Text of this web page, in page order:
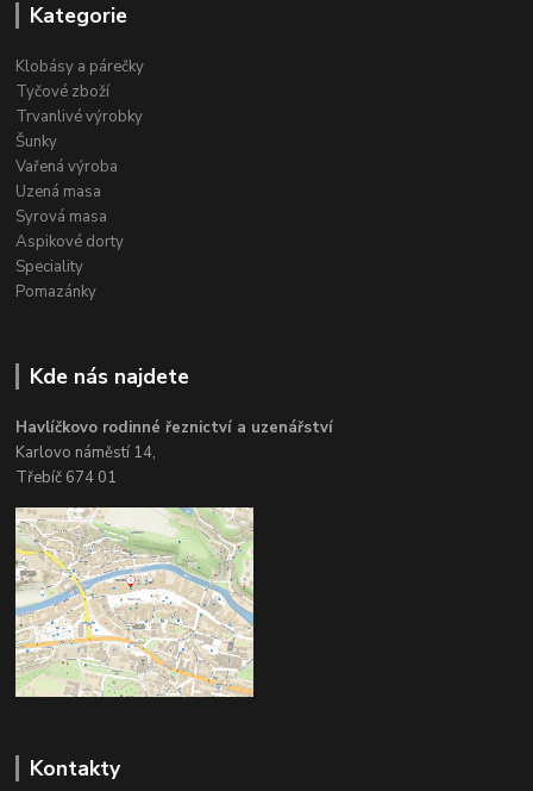
Kategorie
Klobásy a párečky
Tyčové zboží
Trvanlivé výrobky
Šunky
Vařená výroba
Uzená masa
Syrová masa
Aspikové dorty
Speciality
Pomazánky
Kde nás najdete
Havlíčkovo rodinné řeznictví a uzenářství
Karlovo náměstí 14,
Třebíč 674 01
Kontakty